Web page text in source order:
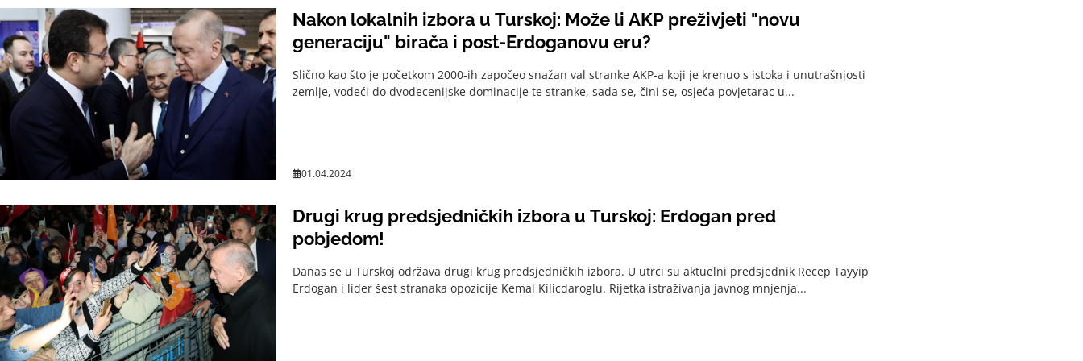
Nakon lokalnih izbora u Turskoj: Može li AKP preživjeti "novu
generaciju" birača i post-Erdoganovu eru?
Slično kao što je početkom 2000-ih započeo snažan val stranke AKP-a koji je krenuo s istoka i unutrašnjosti
zemlje, vodeći do dvodecenijske dominacije te stranke, sada se, čini se, osjeća povjetarac u...
01.04.2024
Drugi krug predsjedničkih izbora u Turskoj: Erdogan pred
pobjedom!
Danas se u Turskoj održava drugi krug predsjedničkih izbora. U utrci su aktuelni predsjednik Recep Tayyip
Erdogan i lider šest stranaka opozicije Kemal Kilicdaroglu. Rijetka istraživanja javnog mnjenja...